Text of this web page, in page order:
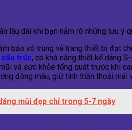
lâu dài khi bạn nắm rõ những lưu ý
bảo vô trùng và trang thiết bị đạt
cấu trúc, có khả năng thiết kế dáng
và sức khỏe tổng quát trước khi
đông máu, giữ tinh thần thoải mái
mũi đẹp chỉ trong 5-7 ngày